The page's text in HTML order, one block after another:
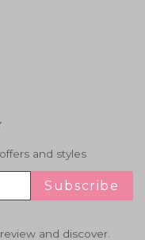
and styles
Subscribe
and discover.